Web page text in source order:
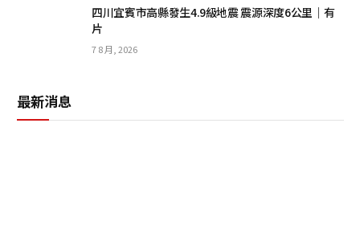
四川宜賓市高縣發生4.9級地震 震源深度6公里｜有
片
7 8 月, 2026
最新消息